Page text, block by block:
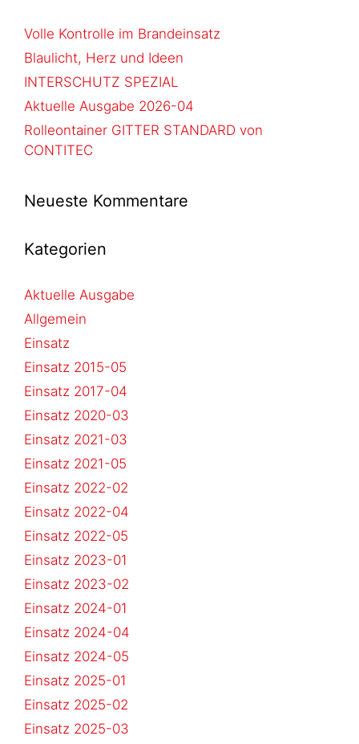
Volle Kontrolle im Brandeinsatz
Blaulicht, Herz und Ideen
INTERSCHUTZ SPEZIAL
Aktuelle Ausgabe 2026-04
Rolleontainer GITTER STANDARD von
CONTITEC
Neueste Kommentare
Kategorien
Aktuelle Ausgabe
Allgemein
Einsatz
Einsatz 2015-05
Einsatz 2017-04
Einsatz 2020-03
Einsatz 2021-03
Einsatz 2021-05
Einsatz 2022-02
Einsatz 2022-04
Einsatz 2022-05
Einsatz 2023-01
Einsatz 2023-02
Einsatz 2024-01
Einsatz 2024-04
Einsatz 2024-05
Einsatz 2025-01
Einsatz 2025-02
Einsatz 2025-03